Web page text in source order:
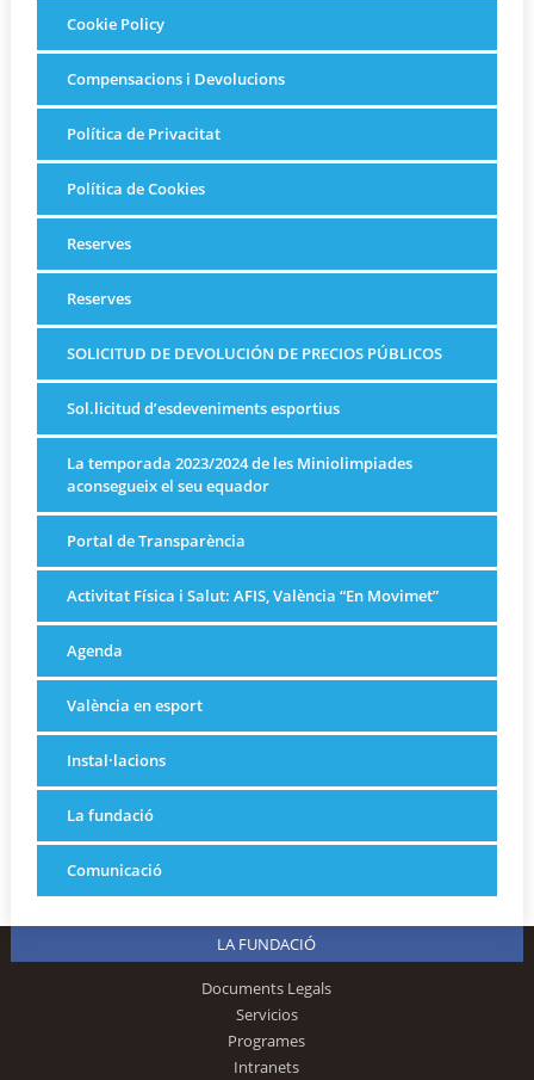
Cookie Policy
Compensacions i Devolucions
Política de Privacitat
Política de Cookies
Reserves
Reserves
SOLICITUD DE DEVOLUCIÓN DE PRECIOS PÚBLICOS
Sol.licitud d’esdeveniments esportius
La temporada 2023/2024 de les Miniolimpiades
aconsegueix el seu equador
Portal de Transparència
Activitat Física i Salut: AFIS, València “En Movimet”
Agenda
València en esport
Instal·lacions
La fundació
Comunicació
LA FUNDACIÓ
Documents Legals
Servicios
Programes
Intranets